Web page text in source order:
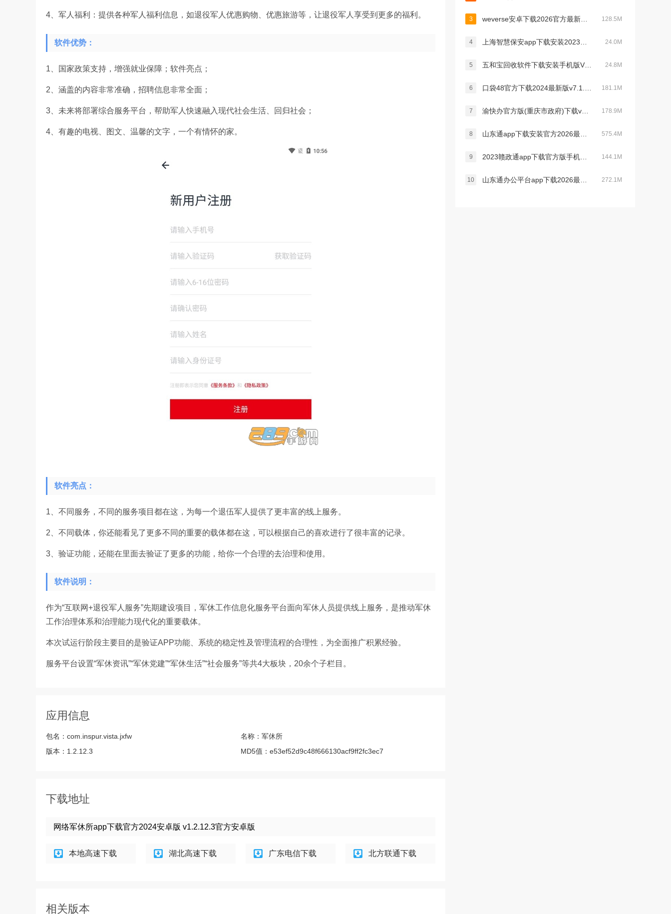
4、军人福利：提供各种军人福利信息，如退役军人优惠购物、优惠旅游等，让退役军人享受到更多的福利。
软件优势：
1、国家政策支持，增强就业保障；软件亮点；
2、涵盖的内容非常准确，招聘信息非常全面；
3、未来将部署综合服务平台，帮助军人快速融入现代社会生活、回归社会；
4、有趣的电视、图文、温馨的文字，一个有情怀的家。
软件亮点：
1、不同服务，不同的服务项目都在这，为每一个退伍军人提供了更丰富的线上服务。
2、不同载体，你还能看见了更多不同的重要的载体都在这，可以根据自己的喜欢进行了很丰富的记录。
3、验证功能，还能在里面去验证了更多的功能，给你一个合理的去治理和使用。
软件说明：
作为“互联网+退役军人服务”先期建设项目，军休工作信息化服务平台面向军休人员提供线上服务，是推动军休
工作治理体系和治理能力现代化的重要载体。
本次试运行阶段主要目的是验证APP功能、系统的稳定性及管理流程的合理性，为全面推广积累经验。
服务平台设置“军休资讯”“军休党建”“军休生活”“社会服务”等共4大板块，20余个子栏目。
应用信息
包名： com.inspur.vista.jxfw 名称： 军休所
版本： 1.2.12.3 MD5值： e53ef52d9c48f666130acf9ff2fc3ec7
下载地址
网络军休所app下载官方2024安卓版 v1.2.12.3官方安卓版
本地高速下载 湖北高速下载 广东电信下载 北方联通下载
相关版本
3 128.5M
4 24.0M
5 24.8M
6 181.1M
7 178.9M
8 575.4M
9 144.1M
10 272.1M